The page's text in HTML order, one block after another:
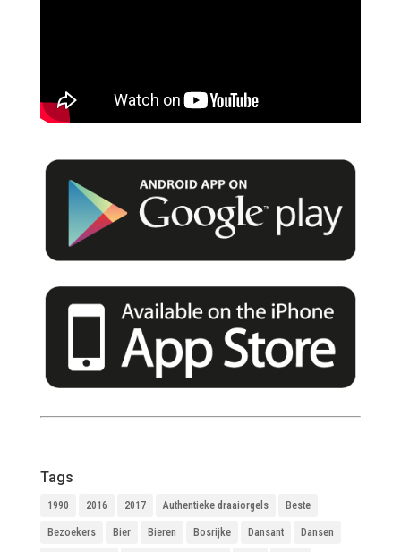
Tags
1990 2016 2017 Authentieke draaiorgels Beste
Bezoekers Bier Bieren Bosrijke Dansant Dansen